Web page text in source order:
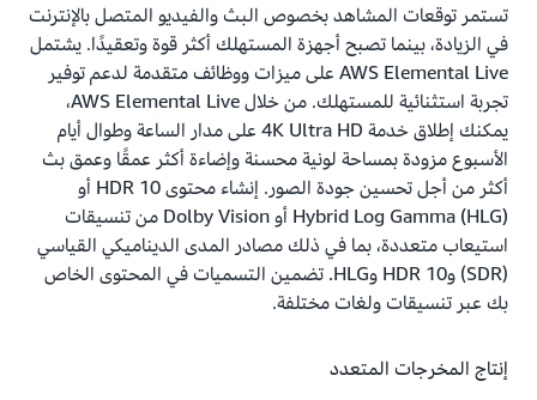
تستمر توقعات المشاهد بخصوص البث والفيديو المتصل بالإنترنت
في الزيادة، بينما تصبح أجهزة المستهلك أكثر قوة وتعقيدًا. يشتمل
AWS Elemental Live على ميزات ووظائف متقدمة لدعم توفير
تجربة استثنائية للمستهلك. من خلال AWS Elemental Live،
يمكنك إطلاق خدمة 4K Ultra HD على مدار الساعة وطوال أيام
الأسبوع مزودة بمساحة لونية محسنة وإضاءة أكثر عمقًا وعمق بث
أكثر من أجل تحسين جودة الصور. إنشاء محتوى HDR 10 أو
Hybrid Log Gamma (HLG) أو Dolby Vision من تنسيقات
استيعاب متعددة، بما في ذلك مصادر المدى الديناميكي القياسي
(SDR) وHDR 10 وHLG. تضمين التسميات في المحتوى الخاص
بك عبر تنسيقات ولغات مختلفة.
إنتاج المخرجات المتعدد